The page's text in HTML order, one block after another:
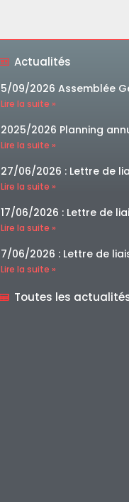
Actualités
5/09/2026 Assemblée
Lire la suite »
2025/2026 Planning
Lire la suite »
27/06/2026 : Lettre de
Lire la suite »
17/06/2026 : Lettre de
Lire la suite »
7/06/2026 : Lettre de
Lire la suite »
Toutes les